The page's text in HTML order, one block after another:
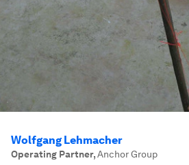
Wolfgang Lehmacher
Operating Partner,Anchor Group